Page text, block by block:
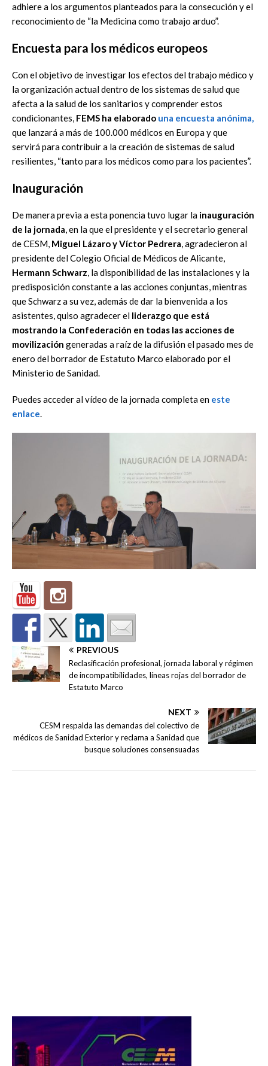
adhiere a los argumentos planteados para la consecución y el
reconocimiento de “la Medicina como trabajo arduo”.
Encuesta para los médicos europeos
Con el objetivo de investigar los efectos del trabajo médico y
la organización actual dentro de los sistemas de salud que
afecta a la salud de los sanitarios y comprender estos
condicionantes, FEMS ha elaborado una encuesta anónima,
que lanzará a más de 100.000 médicos en Europa y que
servirá para contribuir a la creación de sistemas de salud
resilientes, “tanto para los médicos como para los pacientes”.
Inauguración
De manera previa a esta ponencia tuvo lugar la inauguración
de la jornada, en la que el presidente y el secretario general
de CESM, Miguel Lázaro y Víctor Pedrera, agradecieron al
presidente del Colegio Oficial de Médicos de Alicante,
Hermann Schwarz, la disponibilidad de las instalaciones y la
predisposición constante a las acciones conjuntas, mientras
que Schwarz a su vez, además de dar la bienvenida a los
asistentes, quiso agradecer el liderazgo que está
mostrando la Confederación en todas las acciones de
movilización generadas a raíz de la difusión el pasado mes de
enero del borrador de Estatuto Marco elaborado por el
Ministerio de Sanidad.
Puedes acceder al vídeo de la jornada completa en este
enlace.
PREVIOUS
Reclasificación profesional, jornada laboral y régimen
de incompatibilidades, líneas rojas del borrador de
Estatuto Marco
NEXT
CESM respalda las demandas del colectivo de
médicos de Sanidad Exterior y reclama a Sanidad que
busque soluciones consensuadas